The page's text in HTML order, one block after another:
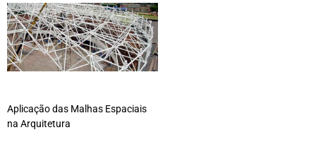
Aplicação das Malhas Espaciais
na Arquitetura